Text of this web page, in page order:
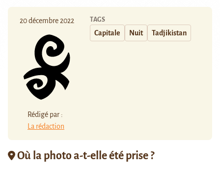
20 décembre 2022
Rédigé par :
La rédaction
TAGS
Capitale Nuit Tadjikistan
Où la photo a-t-elle été prise ?